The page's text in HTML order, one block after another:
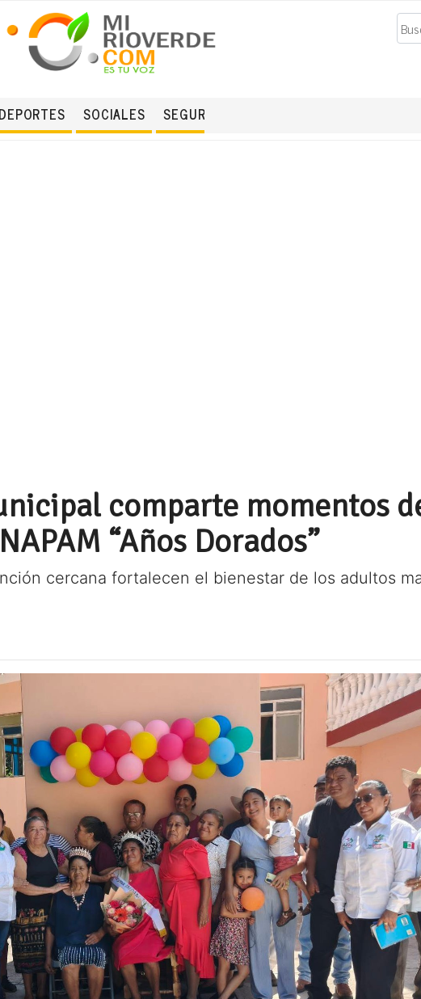
Buscar
DEPORTES SOCIALES SEGURIDAD
comparte momentos
“Años Dorados”
cercana fortalecen el bienestar de los adultos